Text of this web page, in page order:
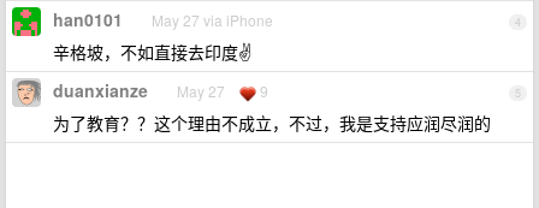
4
han0101 May 27 via iPhone
辛格坡，不如直接去印度✌️
5
duanxianze May 27 9
为了教育？？这个理由不成立，不过，我是支持应润尽润的